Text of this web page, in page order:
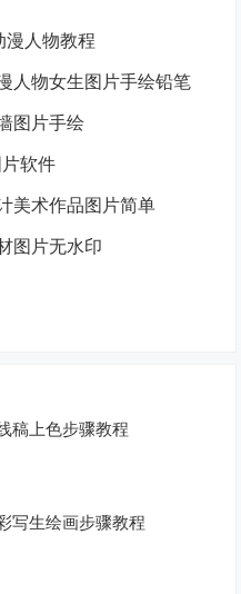
人物教程
人物女生图片手绘铅笔
图片手绘
软件
美术作品图片简单
图片无水印
稿上色步骤教程
写生绘画步骤教程